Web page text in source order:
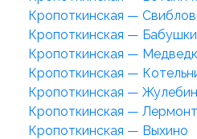
Кропоткинская —
Кропоткинская —
Кропоткинская —
Кропоткинская —
Кропоткинская —
Кропоткинская —
Кропоткинская — Выхино